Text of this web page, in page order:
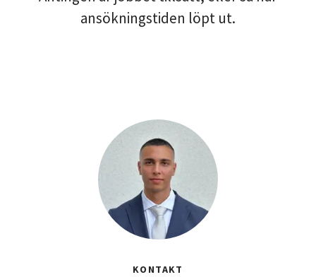
ansökningstiden löpt ut.
KONTAKT